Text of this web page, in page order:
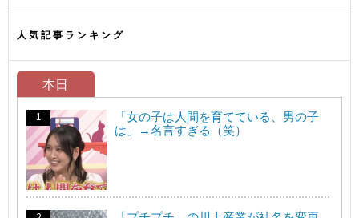
人気記事ランキング
本日
「女の子は人間を育てている、男の子
は」→名言すぎる（笑）